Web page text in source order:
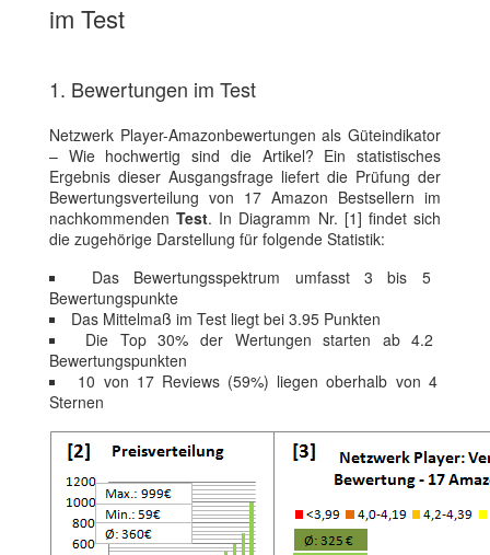
im Test
1. Bewertungen im Test
Netzwerk Player-Amazonbewertungen als Güteindikator
– Wie hochwertig sind die Artikel? Ein statistisches
Ergebnis dieser Ausgangsfrage liefert die Prüfung der
Bewertungsverteilung von 17 Amazon Bestsellern im
nachkommendenTest. In Diagramm Nr. [1] findet sich
die zugehörige Darstellung für folgende Statistik:
Das Bewertungsspektrum umfasst 3 bis 5
Bewertungspunkte
Das Mittelmaß im Test liegt bei 3.95 Punkten
Die Top 30% der Wertungen starten ab 4.2
Bewertungspunkten
10 von 17 Reviews (59%) liegen oberhalb von 4
Sternen